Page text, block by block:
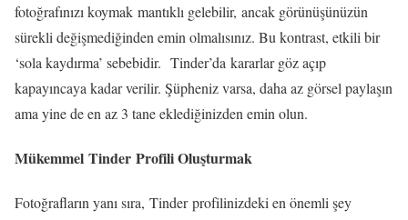
fotoğrafınızı koymak mantıklı gelebilir, ancak görünüşünüzün
sürekli değişmediğinden emin olmalısınız. Bu kontrast, etkili bir
‘sola kaydırma’ sebebidir. Tinder’da kararlar göz açıp
kapayıncaya kadar verilir. Şüpheniz varsa, daha az görsel paylaşın
ama yine de en az 3 tane eklediğinizden emin olun.
Mükemmel Tinder Profili Oluşturmak
Fotoğrafların yanı sıra, Tinder profilinizdeki en önemli şey